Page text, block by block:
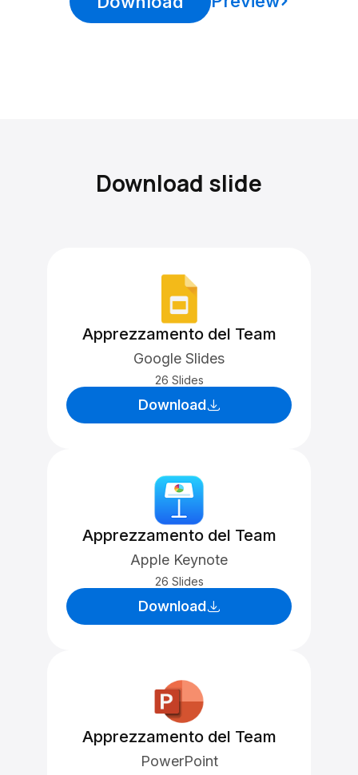
Download slide
Apprezzamento del Team
Google Slides
26 Slides
Download
Apprezzamento del Team
Apple Keynote
26 Slides
Download
Apprezzamento del Team
PowerPoint